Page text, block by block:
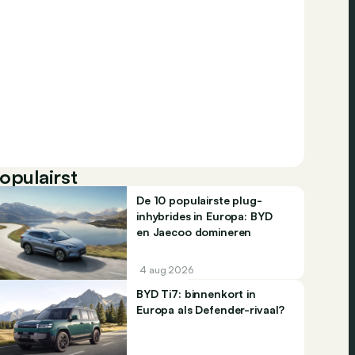
De 10 populairste plug-
inhybrides in Europa: BYD
en Jaecoo domineren
4 aug 2026
BYD Ti7: binnenkort in
Europa als Defender-rivaal?